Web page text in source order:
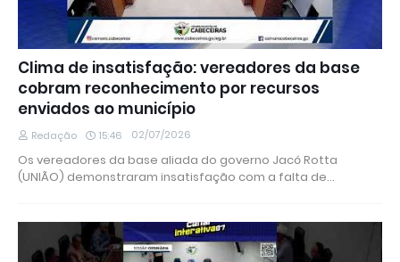
Clima de insatisfação: vereadores da base
cobram reconhecimento por recursos
enviados ao município
Redação 15:46 02/07/2026
Os vereadores da base aliada do governo Jacó Rotta
(UNIÃO) demonstraram insatisfação com a falta de…